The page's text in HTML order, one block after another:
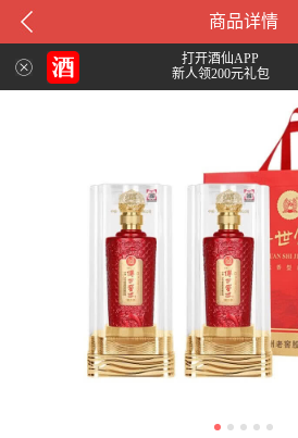
商品详情
打开酒仙APP
新人领200元礼包